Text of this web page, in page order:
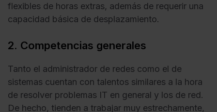
flexibles de horas extras, además de requerir una
capacidad básica de desplazamiento.
2. Competencias generales
Tanto el administrador de redes como el de
sistemas cuentan con talentos similares a la hora
de resolver problemas IT en general y los de red.
De hecho, tienden a trabajar muy estrechamente,